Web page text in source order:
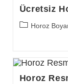
Ücretsiz
PostHoroz
Horoz